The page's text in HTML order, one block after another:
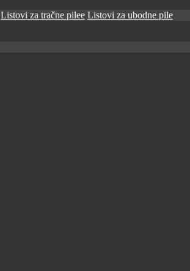
Listovi za tračne pilee Listovi za ubodne pile